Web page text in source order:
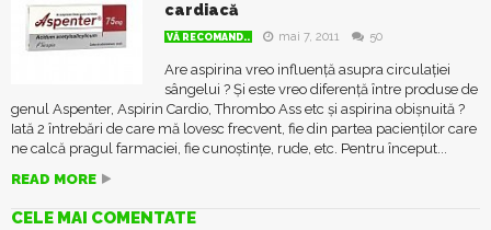
cardiacă
VĂ RECOMAND.. mai 7, 2011 50
Are aspirina vreo influență asupra circulației
sângelui ? Și este vreo diferență între produse de
genul Aspenter, Aspirin Cardio, Thrombo Ass etc și aspirina obișnuită ?
Iată 2 întrebări de care mă lovesc frecvent, fie din partea pacienților care
ne calcă pragul farmaciei, fie cunoștințe, rude, etc. Pentru început...
READ MORE
CELE MAI COMENTATE